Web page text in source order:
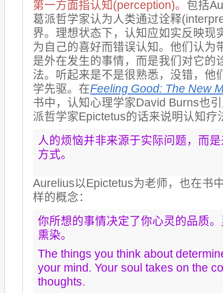
第一方面指认知(perception)。 包括
葛派哲学家认为人类通过诠释
界。理想状态下，认知应如实反映现
为自己的喜好而错误认知。他们认为
是外在发生的事情，而是我们对它的
法。听起来是不是很熟悉，没错，他
学先驱。在Feeling Good: The New
书中，认知心理学家David Burns也
派哲学家Epictetus的话来说明认知疗
人的烦恼并非来源于实际问题，而
方式。
Aurelius以Epictetus为老师，也在书
样的概念：
你所想的事情决定了你心灵的品质
熏染。
The things you think about
your mind. Your soul takes on the
thoughts.